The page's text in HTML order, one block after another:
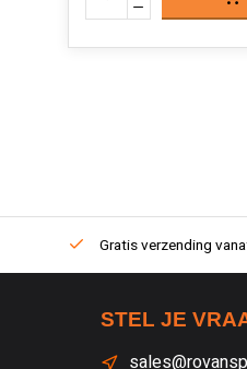
Gratis verzending
STEL JE